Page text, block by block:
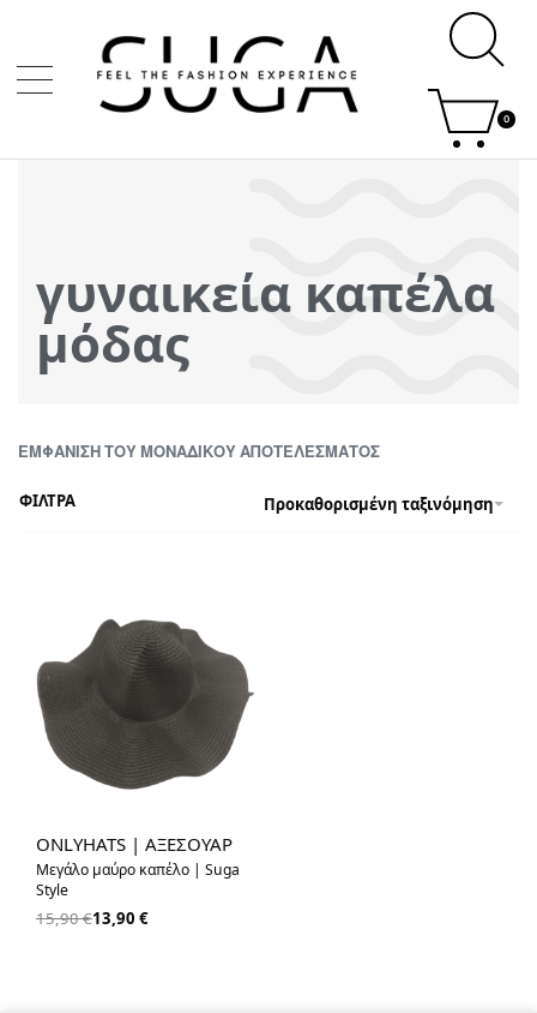
0
γυναικεία καπέλα
μόδας
ΕΜΦΆΝΙΣΗ ΤΟΥ ΜΟΝΑΔΙΚΟΎ ΑΠΟΤΕΛΈΣΜΑΤΟΣ
Προκαθορισμένη ταξινόμηση
ΦΙΛΤΡΑ
ONLYHATS | ΑΞΕΣΟΥΑΡ
Μεγάλο μαύρο καπέλο | Suga
Style
15,90€13,90 €